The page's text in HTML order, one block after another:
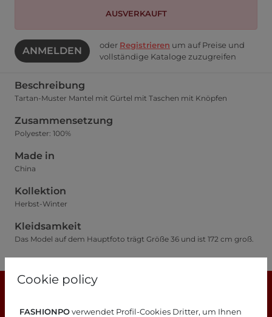
Cookie policy
FASHIONPOverwendet Profil-Cookies Dritter, um Ihnen
AUSVERKAUFT
ANMELDEN oder Registrieren um auf Preise und
vollständige Kataloge zuzugreifen
Beschreibung
Tartan-Muster Mantel mit Gürtel mit Taschen mit Knöpfen
Zusammensetzung
Polyester: 100%
Made in
China
Kollektion
Herbst-Winter
Kleidsamkeit
Das Model auf dem Hauptfoto trägt Größe 36 und ist 172 cm groß.